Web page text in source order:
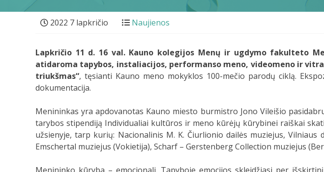
2022 7 lapkričio Naujienos
Lapkričio 11 d. 16 val. Kauno kolegijos Menų ir ugdymo fakulteto
atidaroma tapybos, instaliacijos, performanso meno, videomeno ir
triukšmas“, tęsianti Kauno meno mokyklos 100-mečio parodų ciklą.
dokumentacija.
Menininkas yra apdovanotas Kauno miesto burmistro Jono Vileišio
tarybos stipendiją Individualiai kultūros ir meno kūrėjų kūrybinei raiškai
užsienyje, tarp kurių: Nacionalinis M. K. Čiurlionio dailės muziejus,
Emschertal muziejus (Vokietija), Scharf – Gerstenberg Collection muziejus